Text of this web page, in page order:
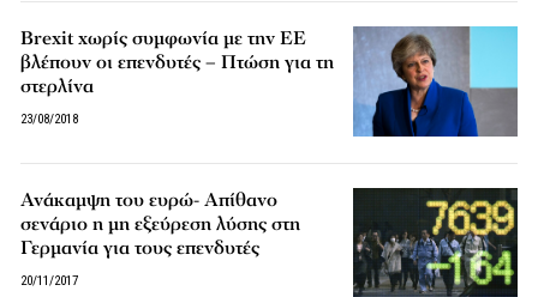
Brexit χωρίς συμφωνία με την ΕΕ
βλέπουν οι επενδυτές – Πτώση για τη
στερλίνα
23/08/2018
Ανάκαμψη του ευρώ- Απίθανο
σενάριο η μη εξεύρεση λύσης στη
Γερμανία για τους επενδυτές
20/11/2017